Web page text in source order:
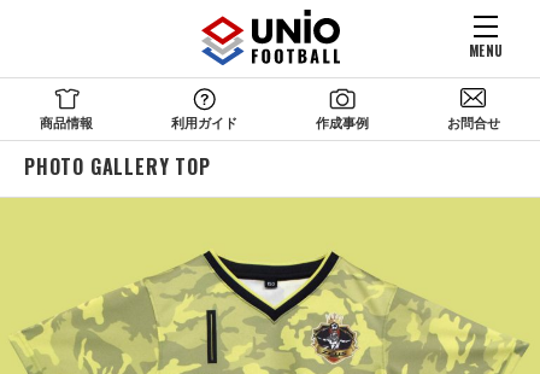
MENU
商品情報 利用ガイド 作成事例 お問合せ
PHOTO GALLERY TOP